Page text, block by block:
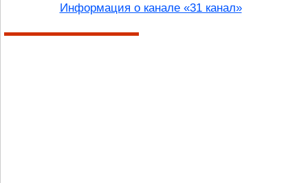
Информация о канале «31 канал»